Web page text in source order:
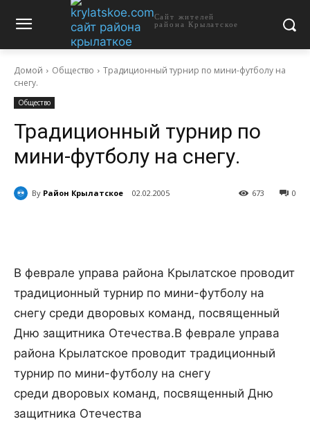
Сайт жителей
района Крылатское
Домой Общество
Традиционный турнир по мини-футболу на
снегу.
Общество
Традиционный турнир по
мини-футболу на снегу.
By Район Крылатское 02.02.2005 0
673
В феврале управа района Крылатское проводит
традиционный турнир по мини-футболу на
снегу среди дворовых команд, посвященный
Дню защитника Отечества.В феврале управа
района Крылатское проводит традиционный
турнир по мини-футболу на снегу
среди дворовых команд, посвященный Дню
защитника Отечества